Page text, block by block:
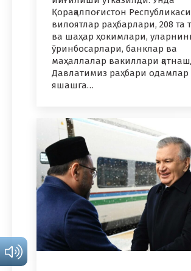
Қорақалпоғистон
вилоятлар раҳбарлари, 208 та
ва шаҳар ҳокимлари,
ўринбосарлари, банклар ва
маҳаллалар вакиллари
Давлатимиз раҳбари
яшашга…